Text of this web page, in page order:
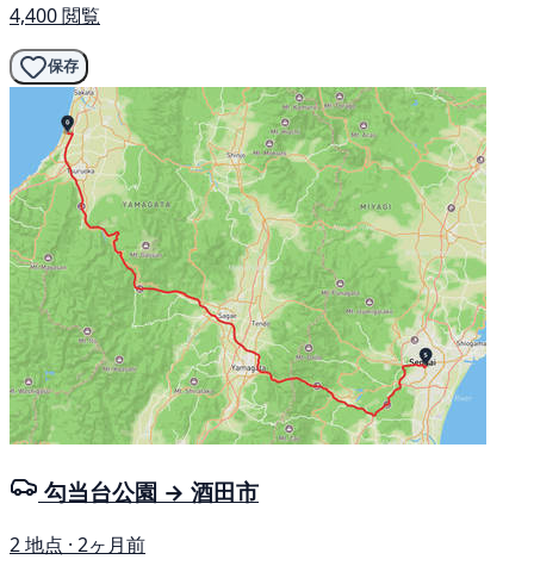
4,400 閲覧
保存
勾当台公園 → 酒田市
2 地点 · 2ヶ月前